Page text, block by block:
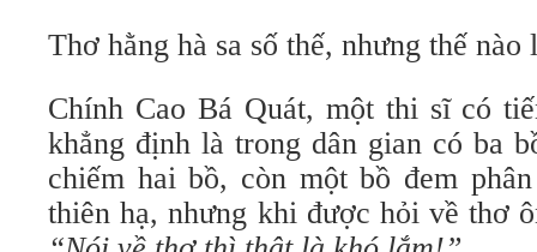
Thơ hằng hà sa số thế, nhưng thế
Chính Cao Bá Quát, một thi sĩ có
khẳng định là trong dân gian có ba
chiếm hai bồ, còn một bồ đem
thiên hạ, nhưng khi được hỏi về thơ